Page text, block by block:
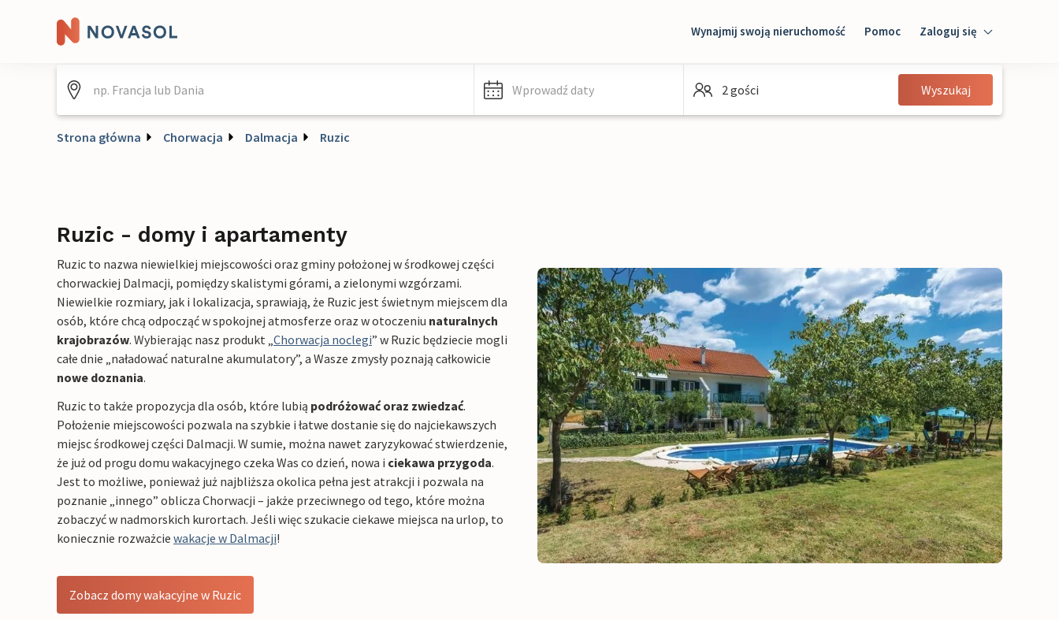
Wynajmij swoją nieruchomość Pomoc Zaloguj się
Zaloguj się
Gość
Wprowadź daty 2 gości Wyszukaj
Strona główna Chorwacja Dalmacja Ruzic
Ruzic - domy i apartamenty
Ruzic to nazwa niewielkiej miejscowości oraz gminy położonej w środkowej części
chorwackiej Dalmacji, pomiędzy skalistymi górami, a zielonymi wzgórzami.
Niewielkie rozmiary, jak i lokalizacja, sprawiają, że Ruzic jest świetnym miejscem dla
osób, które chcą odpocząć w spokojnej atmosferze oraz w otoczeniu naturalnych
krajobrazów. Wybierając nasz produkt „Chorwacja noclegi” w Ruzic będziecie mogli
całe dnie „naładować naturalne akumulatory”, a Wasze zmysły poznają całkowicie
nowe doznania.
Ruzic to także propozycja dla osób, które lubią podróżować oraz zwiedzać.
Położenie miejscowości pozwala na szybkie i łatwe dostanie się do najciekawszych
miejsc środkowej części Dalmacji. W sumie, można nawet zaryzykować stwierdzenie,
że już od progu domu wakacyjnego czeka Was co dzień, nowa i ciekawa przygoda.
Jest to możliwe, ponieważ już najbliższa okolica pełna jest atrakcji i pozwala na
poznanie „innego” oblicza Chorwacji – jakże przeciwnego od tego, które można
zobaczyć w nadmorskich kurortach. Jeśli więc szukacie ciekawe miejsca na urlop, to
koniecznie rozważcie wakacje w Dalmacji!
Zobacz domy wakacyjne w Ruzic